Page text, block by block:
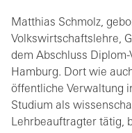
Matthias Schmolz,
Volkswirtschaftslehre,
dem Abschluss
Hamburg. Dort wie
öffentliche Verwaltung
Studium als
Lehrbeauftragter tätig,